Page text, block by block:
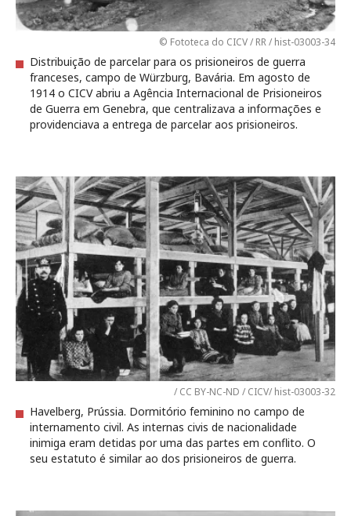
© Fototeca do CICV / RR / hist-03003-34
Distribuição de parcelar para os prisioneiros de guerra
franceses, campo de Würzburg, Bavária. Em agosto de
1914 o CICV abriu a Agência Internacional de Prisioneiros
de Guerra em Genebra, que centralizava a informações e
providenciava a entrega de parcelar aos prisioneiros.
/ CC BY-NC-ND / CICV/ hist-03003-32
Havelberg, Prússia. Dormitório feminino no campo de
internamento civil. As internas civis de nacionalidade
inimiga eram detidas por uma das partes em conflito. O
seu estatuto é similar ao dos prisioneiros de guerra.